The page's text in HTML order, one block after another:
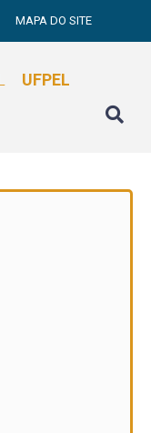
MAPA DO SITE
UFPEL